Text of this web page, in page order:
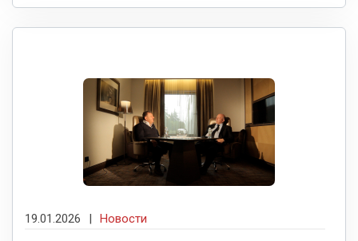
19.01.2026 | Новости